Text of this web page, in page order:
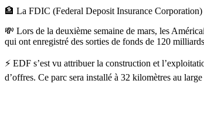
🏦 La FDIC (Federal Deposit Insurance Corporation)
💸 Lors de la deuxième semaine de mars, les
qui ont enregistré des sorties de fonds de 120
⚡️ EDF s’est vu attribuer la construction et
d’offres. Ce parc sera installé à 32 kilomètres au